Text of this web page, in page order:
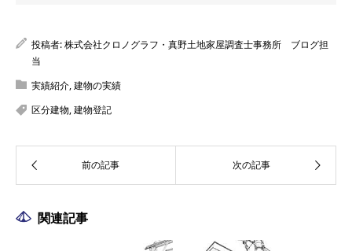
投稿者:株式会社クロノグラフ・真野土地家屋調査士事務所 ブログ担
当
実績紹介,建物の実績
区分建物,建物登記
関連記事